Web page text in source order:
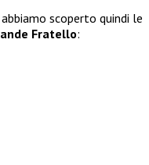
scoperto quindi le
Fratello: